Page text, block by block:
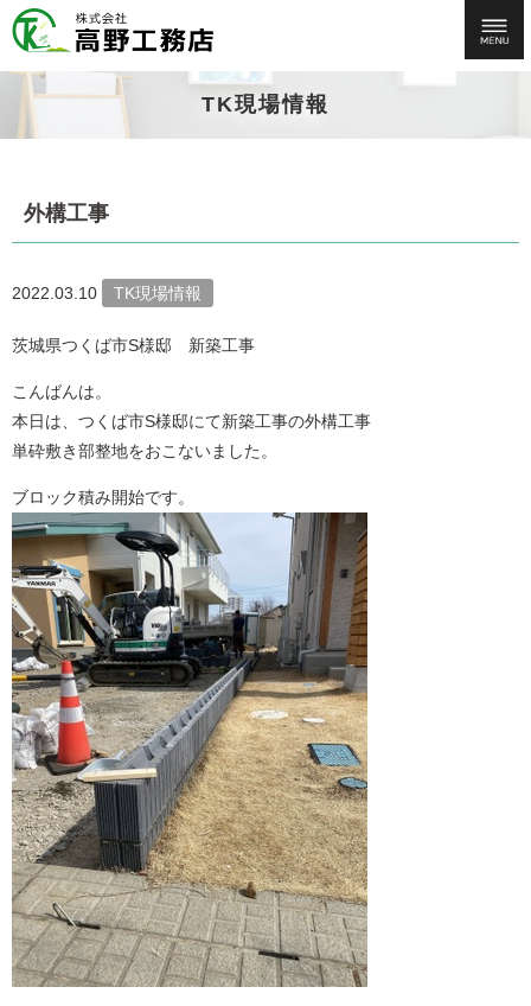
TK現場情報
外構工事
2022.03.10 TK現場情報
茨城県つくば市S様邸 新築工事
こんばんは。
本日は、つくば市S様邸にて新築工事の外構工事
単砕敷き部整地をおこないました。
ブロック積み開始です。